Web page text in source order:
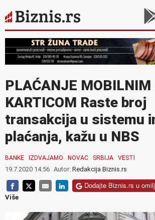
PLAĆANJE MOBILNIM
KARTICOM Raste broj
transakcija u sistemu
plaćanja, kažu u NBS
BANKE IZDVAJAMO NOVAC SRBIJA VESTI
19.7.2020 14:56 Autor: Redakcija Biznis.rs
Dodajte Biznis.rs u
Više